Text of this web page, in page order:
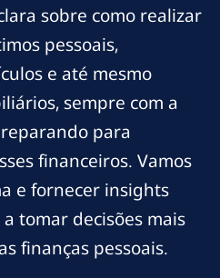
sobre como realizar
pessoais,
e até mesmo
sempre com a
para
financeiros. Vamos
e fornecer insights
tomar decisões mais
finanças pessoais.